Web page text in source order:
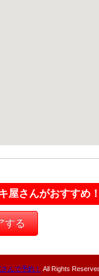
屋さんがおすすめ
する
んで予約！ All Rights